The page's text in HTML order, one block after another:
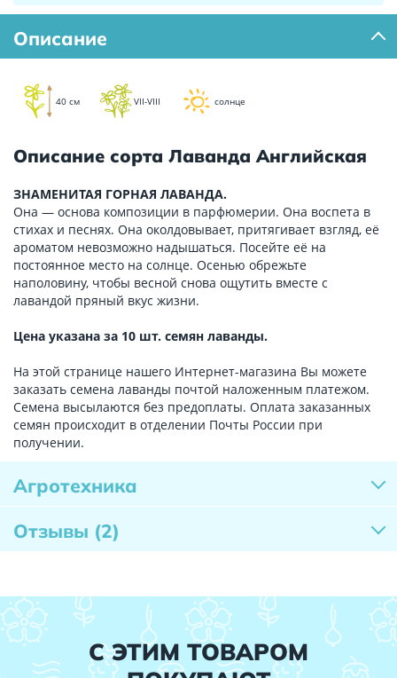
Описание
40 см VII-VIII солнце
Описание сорта Лаванда Английская
ЗНАМЕНИТАЯ ГОРНАЯ ЛАВАНДА.
Она — основа композиции в парфюмерии. Она воспета в
стихах и песнях. Она околдовывает, притягивает взгляд, её
ароматом невозможно надышаться. Посейте её на
постоянное место на солнце. Осенью обрежьте
наполовину, чтобы весной снова ощутить вместе с
лавандой пряный вкус жизни.
Цена указана за 10 шт. семян лаванды.
На этой странице нашего Интернет-магазина Вы можете
заказать семена лаванды почтой наложенным платежом.
Семена высылаются без предоплаты. Оплата заказанных
семян происходит в отделении Почты России при
получении.
Агротехника
Отзывы (2)
С ЭТИМ ТОВАРОМ